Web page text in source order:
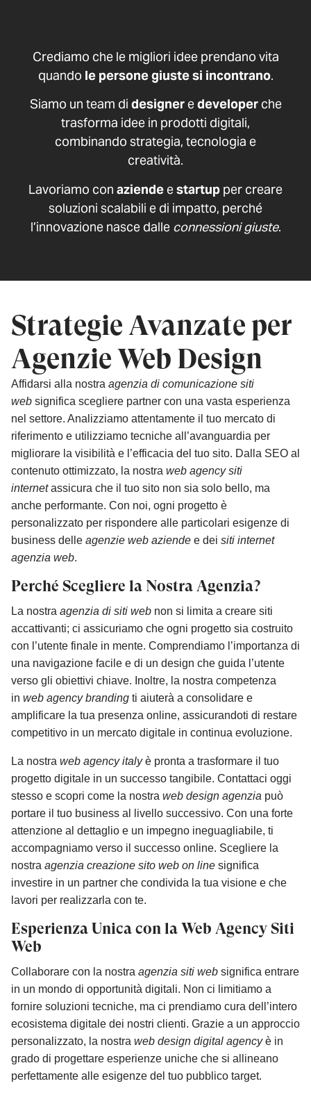
Crediamo che le migliori idee prendano vita
quando le persone giuste si incontrano.
Siamo un team di designeredeveloperche
trasforma idee in prodotti digitali,
combinando strategia, tecnologia e
creatività.
Lavoriamo con aziende estartup per creare
soluzioni scalabili e di impatto, perché
l’innovazione nasce dalle connessioni giuste.
Strategie Avanzate per
Agenzie Web Design
Affidarsi alla nostra agenzia di comunicazione siti
web significa scegliere partner con una vasta esperienza
nel settore. Analizziamo attentamente il tuo mercato di
riferimento e utilizziamo tecniche all’avanguardia per
migliorare la visibilità e l’efficacia del tuo sito. Dalla SEO al
contenuto ottimizzato, la nostra web agency siti
internetassicura che il tuo sito non sia solo bello, ma
anche performante. Con noi, ogni progetto è
personalizzato per rispondere alle particolari esigenze di
business delle agenzie web aziende e dei siti internet
agenzia web.
Perché Scegliere la Nostra Agenzia?
La nostra agenzia di siti web non si limita a creare siti
accattivanti; ci assicuriamo che ogni progetto sia costruito
con l’utente finale in mente. Comprendiamo l’importanza di
una navigazione facile e di un design che guida l’utente
verso gli obiettivi chiave. Inoltre, la nostra competenza
in web agency branding ti aiuterà a consolidare e
amplificare la tua presenza online, assicurandoti di restare
competitivo in un mercato digitale in continua evoluzione.
La nostra web agency italyè pronta a trasformare il tuo
progetto digitale in un successo tangibile. Contattaci oggi
stesso e scopri come la nostra web design agenzia può
portare il tuo business al livello successivo. Con una forte
attenzione al dettaglio e un impegno ineguagliabile, ti
accompagniamo verso il successo online. Scegliere la
nostra agenzia creazione sito web on line significa
investire in un partner che condivida la tua visione e che
lavori per realizzarla con te.
Esperienza Unica con la Web Agency Siti
Web
Collaborare con la nostra agenzia siti web significa entrare
in un mondo di opportunità digitali. Non ci limitiamo a
fornire soluzioni tecniche, ma ci prendiamo cura dell’intero
ecosistema digitale dei nostri clienti. Grazie a un approccio
personalizzato, la nostra web design digital agencyè in
grado di progettare esperienze uniche che si allineano
perfettamente alle esigenze del tuo pubblico target.